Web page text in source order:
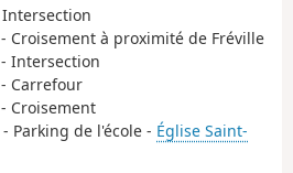
Croisement à proximité de Fréville
Intersection
Carrefour
Croisement
Parking de l'école - Église Saint-